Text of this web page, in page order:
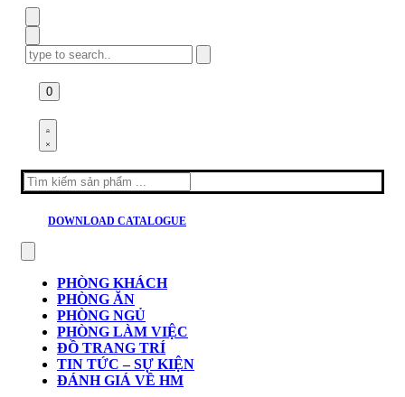
Search
for:
0
Search
for:
DOWNLOAD CATALOGUE
PHÒNG KHÁCH
PHÒNG ĂN
PHÒNG NGỦ
PHÒNG LÀM VIỆC
ĐỒ TRANG TRÍ
TIN TỨC – SỰ KIỆN
ĐÁNH GIÁ VỀ HM